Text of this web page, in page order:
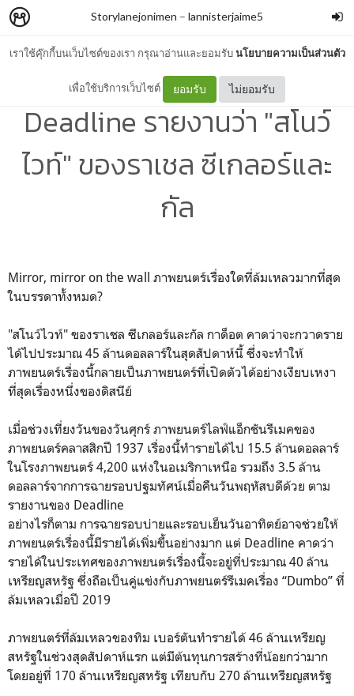
เราใช้คุ๊กกี้บนเว็บไซต์ของเรา กรุณาอ่านและยอมรับนโยบายความเป็นส่วนตัว
เพื่อใช้บริการเว็บไซต์ ยอมรับ ไม่ยอมรับ
Storylanejonimen – lannisterjaime5
โพสต์นี้มีเนื้อหาที่อาจไม่เหมาะสมกับเยาวชน
Deadline รายงานว่า "สโนว์
ไวท์" ของราเชล ซีเกลอร์และ
กัล
Mirror, mirror on the wall ภาพยนตร์เรื่องใดที่ล้มเหลวมากที่สุด
ในบรรดาทั้งหมด?
"สโนว์ไวท์" ของราเชล ซีเกลอร์และกัล กาด็อต คาดว่าจะกวาดราย
ได้ไปประมาณ 45 ล้านดอลลาร์ในสุดสัปดาห์นี้ ซึ่งจะทำให้
ภาพยนตร์เรื่องนี้กลายเป็นภาพยนตร์ที่เปิดตัวได้อย่างเงียบเหงา
ที่สุดเรื่องหนึ่งของดิสนีย์
เมื่อช่วงเที่ยงวันของวันศุกร์ ภาพยนตร์ไลฟ์แอ็กชันรีเมคของ
ภาพยนตร์คลาสสิกปี 1937 เรื่องนี้ทำรายได้ไป 15.5 ล้านดอลลาร์
ในโรงภาพยนตร์ 4,200 แห่งในอเมริกาเหนือ รวมถึง 3.5 ล้าน
ดอลลาร์จากการฉายรอบปฐมทัศน์เมื่อคืนวันพฤหัสบดีด้วย ตาม
รายงานของ Deadline
อย่างไรก็ตาม การฉายรอบบ่ายและรอบเย็นวันอาทิตย์อาจช่วยให้
ภาพยนตร์เรื่องนี้มีรายได้เพิ่มขึ้นอย่างมาก แต่ Deadline คาดว่า
รายได้ในประเทศของภาพยนตร์เรื่องนี้จะอยู่ที่ประมาณ 40 ล้าน
เหรียญสหรัฐ ซึ่งถือเป็นคู่แข่งกับภาพยนตร์รีเมคเรื่อง “Dumbo” ที่
ล้มเหลวเมื่อปี 2019
ภาพยนตร์ที่ล้มเหลวของทิม เบอร์ตันทำรายได้ 46 ล้านเหรียญ
สหรัฐในช่วงสุดสัปดาห์แรก แต่มีต้นทุนการสร้างที่น้อยกว่ามาก
โดยอยู่ที่ 170 ล้านเหรียญสหรัฐ เทียบกับ 270 ล้านเหรียญสหรัฐ